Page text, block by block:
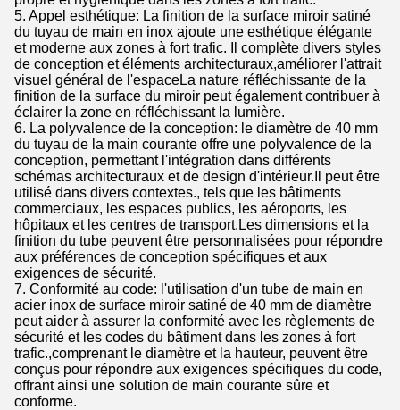
5. Appel esthétique: La finition de la surface miroir satiné
du tuyau de main en inox ajoute une esthétique élégante
et moderne aux zones à fort trafic. Il complète divers styles
de conception et éléments architecturaux,améliorer l'attrait
visuel général de l'espaceLa nature réfléchissante de la
finition de la surface du miroir peut également contribuer à
éclairer la zone en réfléchissant la lumière.
6. La polyvalence de la conception: le diamètre de 40 mm
du tuyau de la main courante offre une polyvalence de la
conception, permettant l'intégration dans différents
schémas architecturaux et de design d'intérieur.Il peut être
utilisé dans divers contextes., tels que les bâtiments
commerciaux, les espaces publics, les aéroports, les
hôpitaux et les centres de transport.Les dimensions et la
finition du tube peuvent être personnalisées pour répondre
aux préférences de conception spécifiques et aux
exigences de sécurité.
7. Conformité au code: l'utilisation d'un tube de main en
acier inox de surface miroir satiné de 40 mm de diamètre
peut aider à assurer la conformité avec les règlements de
sécurité et les codes du bâtiment dans les zones à fort
trafic.,comprenant le diamètre et la hauteur, peuvent être
conçus pour répondre aux exigences spécifiques du code,
offrant ainsi une solution de main courante sûre et
conforme.